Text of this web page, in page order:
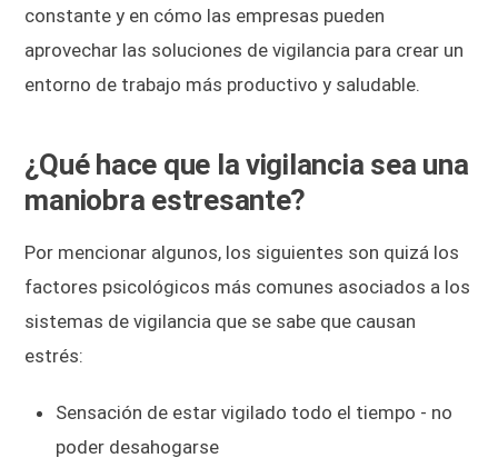
constante y en cómo las empresas pueden
aprovechar las soluciones de vigilancia para crear un
entorno de trabajo más productivo y saludable.
¿Qué hace que la vigilancia sea una
maniobra estresante?
Por mencionar algunos, los siguientes son quizá los
factores psicológicos más comunes asociados a los
sistemas de vigilancia que se sabe que causan
estrés:
Sensación de estar vigilado todo el tiempo - no
poder desahogarse